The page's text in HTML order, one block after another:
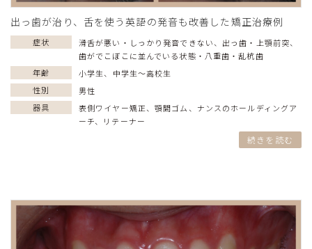
出っ歯が治り、舌を使う英語の発音も改善した矯正治療例
症状 滑舌が悪い・しっかり発音できない、 出っ歯・上顎前突、
歯がでこぼこに並んでいる状態・八重歯・乱杭歯
年齢
小学生、 中学生〜高校生
性別
男性
器具
表側ワイヤー矯正、顎間ゴム 、 ナンスのホールディングア
ーチ、 リテーナー
続きを読む